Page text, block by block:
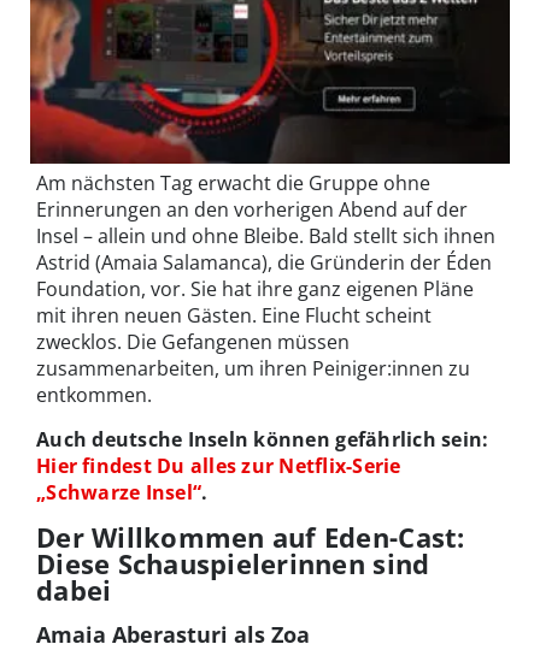
Am nächsten Tag erwacht die Gruppe ohne
Erinnerungen an den vorherigen Abend auf der
Insel – allein und ohne Bleibe. Bald stellt sich ihnen
Astrid (Amaia Salamanca), die Gründerin der Éden
Foundation, vor. Sie hat ihre ganz eigenen Pläne
mit ihren neuen Gästen. Eine Flucht scheint
zwecklos. Die Gefangenen müssen
zusammenarbeiten, um ihren Peiniger:innen zu
entkommen.
Auch deutsche Inseln können gefährlich sein:
Hier findest Du alles zur Netflix-Serie
„Schwarze Insel“.
Der Willkommen auf Eden-Cast:
Diese Schauspielerinnen sind
dabei
Amaia Aberasturi als Zoa